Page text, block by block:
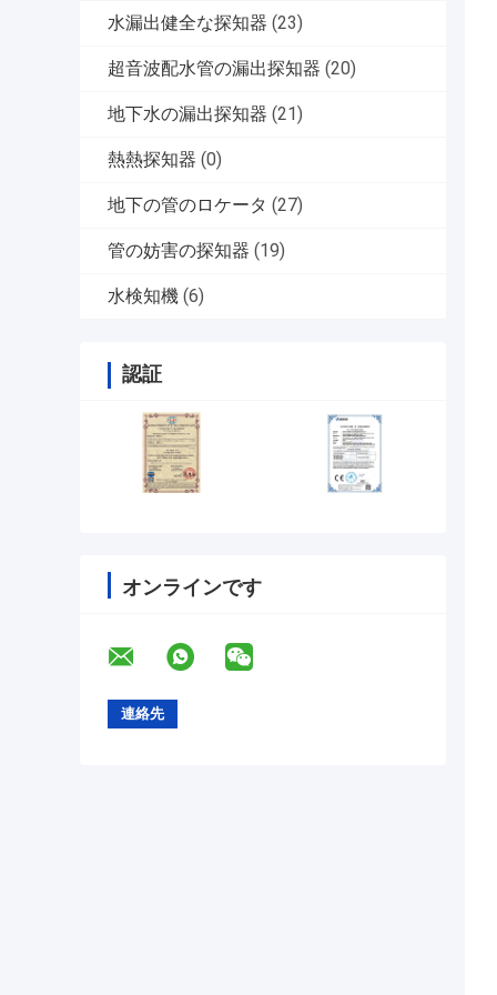
水漏出健全な探知器 (23)
超音波配水管の漏出探知器 (20)
地下水の漏出探知器 (21)
熱熱探知器 (0)
地下の管のロケータ (27)
管の妨害の探知器 (19)
水検知機 (6)
認証
オンラインです